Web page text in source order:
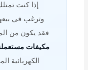
إذا كنت
وترغب في
فقد يكون من
مكيفات
الكهربائية